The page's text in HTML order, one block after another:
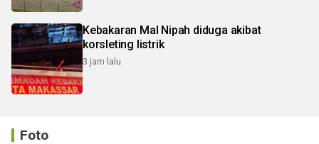
Kebakaran Mal Nipah diduga akibat
korsleting listrik
3 jam lalu
Foto